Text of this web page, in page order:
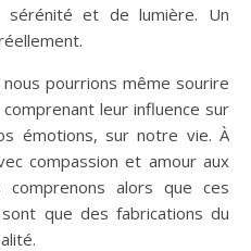
et de lumière. Un
pourrions même sourire
leur influence sur
émotions, sur notre vie. À
compassion et amour aux
comprenons alors que ces
que des fabrications du